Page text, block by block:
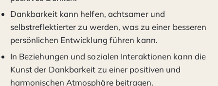
Dankbarkeit kann helfen, achtsamer und
selbstreflektierter zu werden, was zu einer besseren
persönlichen Entwicklung führen kann.
In Beziehungen und sozialen Interaktionen kann die
Kunst der Dankbarkeit zu einer positiven und
harmonischen Atmosphäre beitragen.